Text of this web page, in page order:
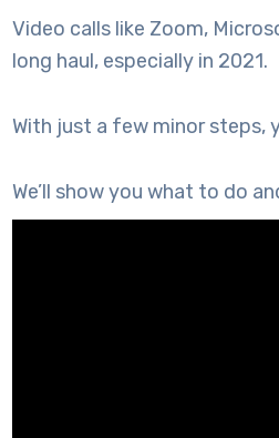
Video calls like Zoom,
long haul, especially in 2021.
With just a few minor steps,
We’ll show you what to do